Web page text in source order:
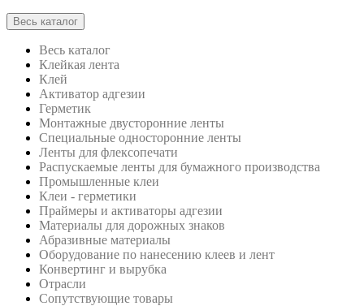
Весь каталог
Весь каталог
Клейкая лента
Клей
Активатор адгезии
Герметик
Монтажные двусторонние ленты
Специальные односторонние ленты
Ленты для флексопечати
Распускаемые ленты для бумажного производства
Промышленные клеи
Клеи - герметики
Праймеры и активаторы адгезии
Материалы для дорожных знаков
Абразивные материалы
Оборудование по нанесению клеев и лент
Конвертинг и вырубка
Отрасли
Сопутствующие товары